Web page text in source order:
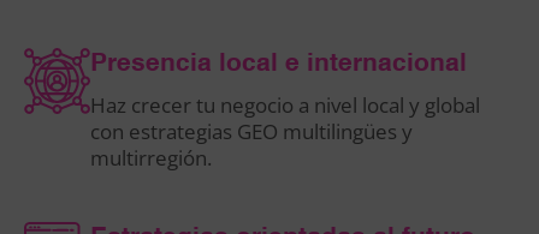
Presencia local e internacional
Haz crecer tu negocio a nivel local y global
con estrategias GEO multilingües y
multirregión.